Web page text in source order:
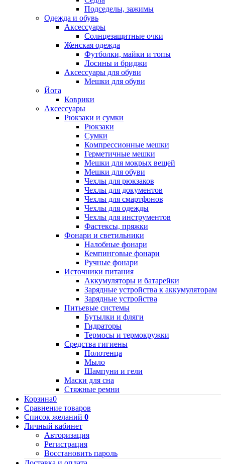
Подседелы, зажимы
Одежда и обувь
Аксессуары
Солнцезащитные очки
Женская одежда
Футболки, майки и топы
Лосины и бриджи
Аксессуары для обуви
Мешки для обуви
Йога
Коврики
Аксессуары
Рюкзаки и сумки
Рюкзаки
Сумки
Компрессионные мешки
Герметичные мешки
Мешки для мокрых вещей
Мешки для обуви
Чехлы для рюкзаков
Чехлы для документов
Чехлы для смартфонов
Чехлы для одежды
Чехлы для инструментов
Фастексы, пряжки
Фонари и светильники
Налобные фонари
Кемпинговые фонари
Ручные фонари
Источники питания
Аккумуляторы и батарейки
Зарядные устройства к аккумуляторам
Зарядные устройства
Питьевые системы
Бутылки и фляги
Гидраторы
Термосы и термокружки
Средства гигиены
Полотенца
Мыло
Шампуни и гели
Маски для сна
Стяжные ремни
Корзина0
Сравнение товаров
Список желаний 0
Личный кабинет
Авторизация
Регистрация
Восстановить пароль